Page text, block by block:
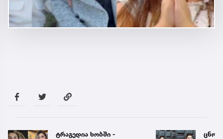
ცნობილია, მეტროში